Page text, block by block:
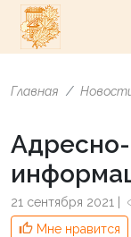
Главная
21 сентября 2021 |
Мне нравится